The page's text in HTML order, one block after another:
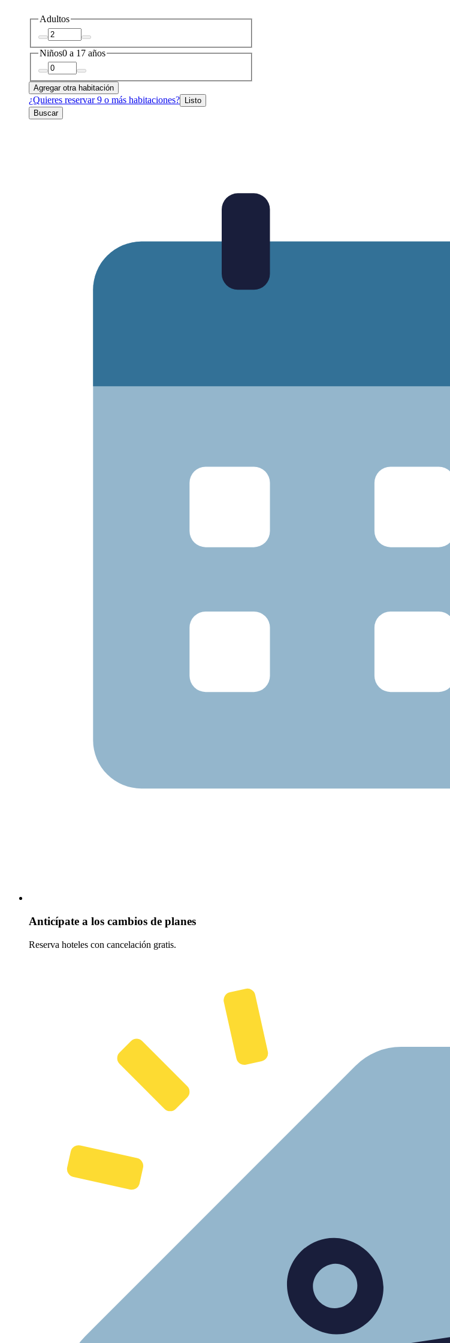
Adultos
Niños0 a 17 años
Agregar otra habitación
¿Quieres reservar 9 o más habitaciones?
Listo
Buscar
Anticípate a los cambios de planes
Reserva hoteles con cancelación gratis.